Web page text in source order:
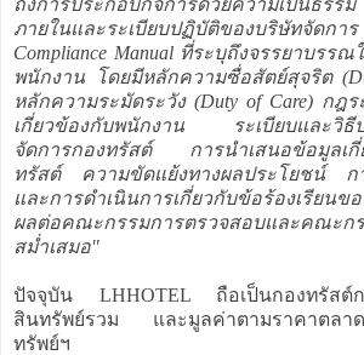
ภายในและระเบียบปฏิบัติของบริษัทจัดก
Compliance Manual ที่ระบุถึงจรรยาบรร
พนักงาน โดยมีหลักความซื่อสัตย์สุจริต
หลักความระมัดระวัง (Duty of Care) กฎ
เกี่ยวข้องกับพนักงาน ระเบียบและวิธีป
จัดการกองทรัสต์ การนำเสนอข้อมูลเกี่
ทรัสต์ ความขัดแย้งทางผลประโยชน์ ก
และการดำเนินการเกี่ยวกับข้อร้องเรียนข
ผลต่อคณะกรรมการตรวจสอบและคณะก
สม่ำเสมอ"
ปัจจุบัน LHHOTEL ถือเป็นกองทรัสต์ก
สินทรัพย์รวม และมูลค่าตามราคาตลาด
ทรัพย์ฯ